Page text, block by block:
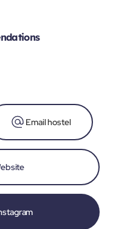
Email hostel